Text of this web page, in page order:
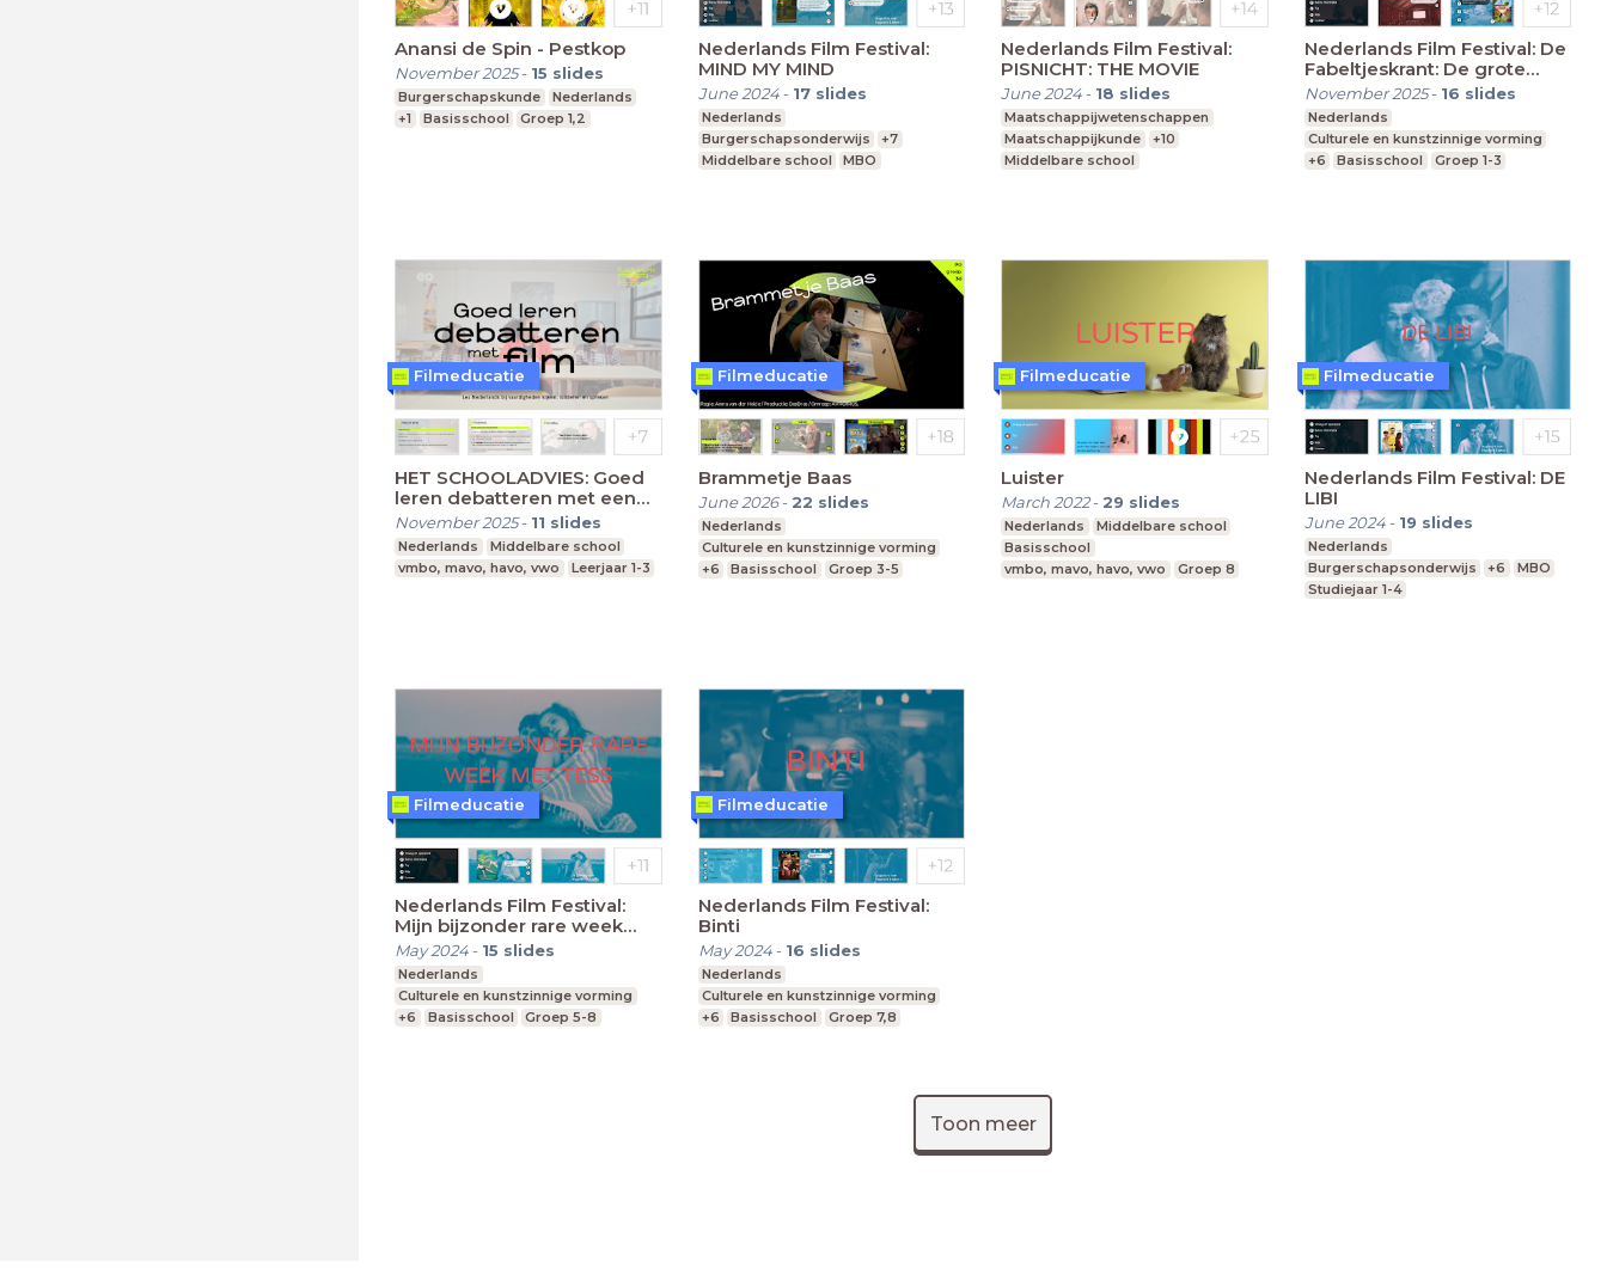
Anansi de Spin - Pestkop
November 2025- 15 slides
Burgerschapskunde
Nederlands
+1
Basisschool Groep 1,2
Nederlands Film Festival:
MIND MY MIND
June 2024- 17 slides
Nederlands
Burgerschapsonderwijs
+7
Middelbare school
MBO
Nederlands Film Festival:
PISNICHT: THE MOVIE
June 2024- 18 slides
Maatschappijwetenschappen
Maatschappijkunde
+10
Middelbare school
Nederlands Film Festival: De
Fabeltjeskrant: De grote
dierenbosspelen
November 2025- 16 slides
Nederlands
Culturele en kunstzinnige vorming
+6
Basisschool Groep 1-3
HET SCHOOLADVIES: Goed
leren debatteren met een
korte film
November 2025- 11 slides
Nederlands
Middelbare school
vmbo, mavo, havo, vwo
Leerjaar 1-3
Filmeducatie
Brammetje Baas
June 2026- 22 slides
Nederlands
Culturele en kunstzinnige vorming
+6
Basisschool Groep 3-5
Filmeducatie
Luister
March 2022- 29 slides
Nederlands
Middelbare school
Basisschool
vmbo, mavo, havo, vwo
Groep 8
Filmeducatie
Nederlands Film Festival: DE
LIBI
June 2024- 19 slides
Nederlands
Burgerschapsonderwijs
+6
MBO
Studiejaar 1-4
Filmeducatie
Nederlands Film Festival:
Mijn bijzonder rare week
met Tess
May 2024- 15 slides
Nederlands
Culturele en kunstzinnige vorming
+6
Basisschool Groep 5-8
Filmeducatie
Nederlands Film Festival:
Binti
May 2024- 16 slides
Nederlands
Culturele en kunstzinnige vorming
+6
Basisschool Groep 7,8
Filmeducatie
Toon meer